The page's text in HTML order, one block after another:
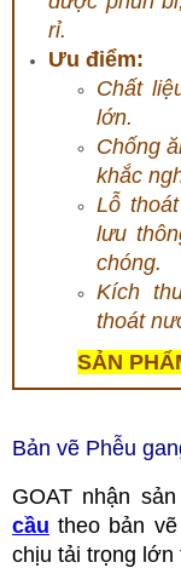
rỉ.
Ưu điểm:
Chất li
lớn.
Chống
khắc
Lỗ
lưu
chóng.
Kích
thoát
SẢN
Bản vẽ Phễu
GOAT nhận
cầu theo bản
chịu tải trọng lớn